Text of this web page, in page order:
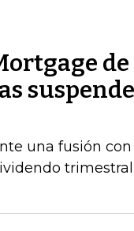
de
una fusión con
trimestral